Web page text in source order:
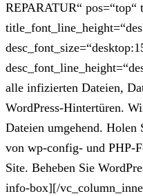
REPARATUR“
alle infizierten Dateien,
WordPress-Hintertüren.
Dateien umgehend.
von wp-config- und PHP-
Site. Beheben Sie
info-box][/